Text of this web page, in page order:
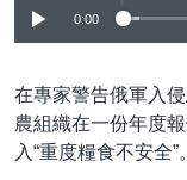
0:00
在專家警告俄軍入
農組織在一份年度
入“重度糧食不安全”。